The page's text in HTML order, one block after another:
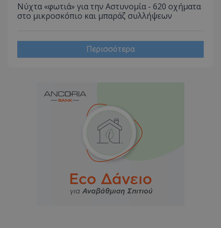
Νύχτα «φωτιά» για την Αστυνομία - 620 οχήματα
στο μικροσκόπιο και μπαράζ συλλήψεων
Περισσότερα